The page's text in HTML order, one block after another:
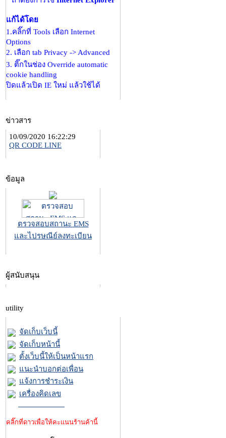
แก้ได้โดย
1.คลิ๊กที่ Tools เลือก Internet
Options
2. เลือก tab Privacy -> Advanced
3. ติ๊กในช่อง Override automatic
cookie handling
ปิดแล้วเปิด IE ใหม่ แล้วใช้ได้
ข่าวสาร
10/09/2020 16:22:29
QR CODE LINE
ข้อมูล
ตรวจสอบสถานะ EMS
และไปรษณีย์ลงทะเบียน
ผู้สนับสนุน
utility
จัดเก็บเว็บนี้
จัดเก็บหน้านี้
ตั้งเว็บนี้ให้เป็นหน้าแรก
แนะนำบอกต่อเพื่อน
แจ้งการชำระเงิน
เครื่องคิดเลข
คลิ๊กที่ดาวเพื่อให้คะแนนร้านค้านี้